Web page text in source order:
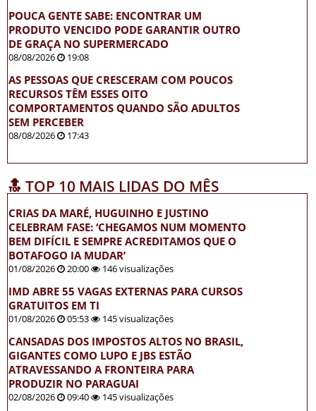
POUCA GENTE SABE: ENCONTRAR UM
PRODUTO VENCIDO PODE GARANTIR OUTRO
DE GRAÇA NO SUPERMERCADO
08/08/2026 19:08
AS PESSOAS QUE CRESCERAM COM POUCOS
RECURSOS TÊM ESSES OITO
COMPORTAMENTOS QUANDO SÃO ADULTOS
SEM PERCEBER
08/08/2026 17:43
🔝 TOP 10 MAIS LIDAS DO MÊS
CRIAS DA MARÉ, HUGUINHO E JUSTINO
CELEBRAM FASE: ‘CHEGAMOS NUM MOMENTO
BEM DIFÍCIL E SEMPRE ACREDITAMOS QUE O
BOTAFOGO IA MUDAR’
01/08/2026 20:00 146 visualizações
IMD ABRE 55 VAGAS EXTERNAS PARA CURSOS
GRATUITOS EM TI
01/08/2026 05:53 145 visualizações
CANSADAS DOS IMPOSTOS ALTOS NO BRASIL,
GIGANTES COMO LUPO E JBS ESTÃO
ATRAVESSANDO A FRONTEIRA PARA
PRODUZIR NO PARAGUAI
02/08/2026 09:40 145 visualizações